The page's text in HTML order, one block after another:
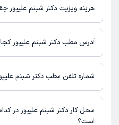
فعالیت می‌کنند.
هزینه ویزیت دکتر شبنم علیپور
برای اطلاع از هزینه ویزیت دکتر شبنم
آدرس مطب دکتر شبنم علیپور
دکتر شبنم علیپور 1 مطب
زیر است.
رشت -خیابان حاجی آباد- کلینیک فوق
شیمی درمانی کلینیک بعثت
شماره تلفن مطب دکتر شبنم
مطب خ حاجی آباد : شماره تماس مطب
این صفحه ثبت نشده است.
محل کار دکتر شبنم علیپور در
است؟